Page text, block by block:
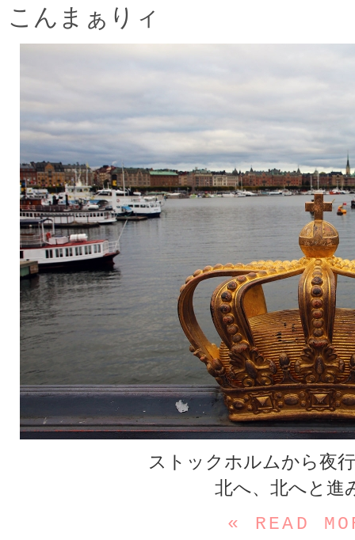
こんまぁりィ
ストックホルムから夜
北へ、北へと進
« READ